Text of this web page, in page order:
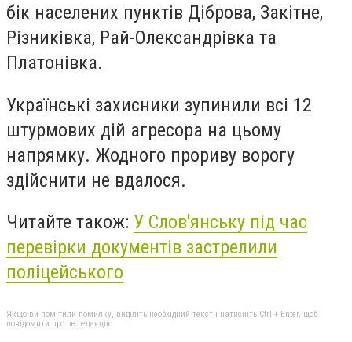
бік населених пунктів Діброва, Закітне,
Різниківка, Рай-Олександрівка та
Платонівка.
Українські захисники зупинили всі 12
штурмових дій агресора на цьому
напрямку. Жодного прориву ворогу
здійснити не вдалося.
Читайте також: У Слов'янську під час
перевірки документів застрелили
поліцейського
Якщо ви помітили помилку, виділіть необхідний текст і натисніть Ctrl + Enter, щоб
повідомити про це редакцію